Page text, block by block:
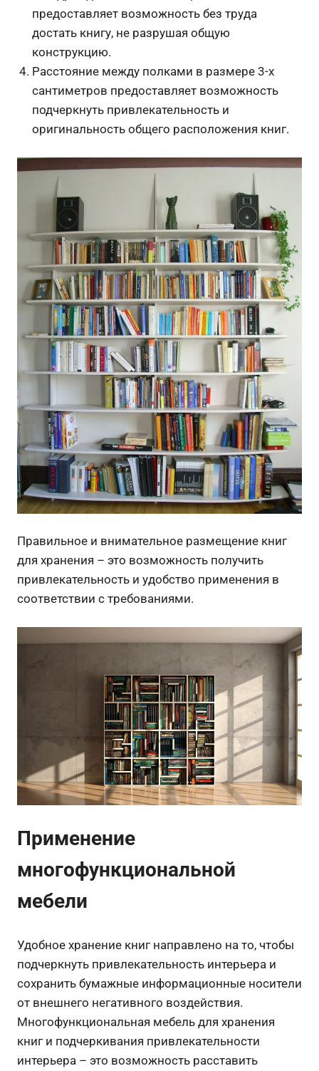
предоставляет возможность без труда
достать книгу, не разрушая общую
конструкцию.
Расстояние между полками в размере 3-х
сантиметров предоставляет возможность
подчеркнуть привлекательность и
оригинальность общего расположения книг.
Правильное и внимательное размещение книг
для хранения – это возможность получить
привлекательность и удобство применения в
соответствии с требованиями.
Применение
многофункциональной
мебели
Удобное хранение книг направлено на то, чтобы
подчеркнуть привлекательность интерьера и
сохранить бумажные информационные носители
от внешнего негативного воздействия.
Многофункциональная мебель для хранения
книг и подчеркивания привлекательности
интерьера – это возможность расставить